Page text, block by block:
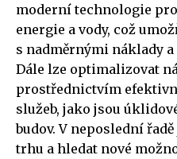
moderní technologie
energie a vody, což
s nadměrnými náklady
Dále lze optimalizovat
prostřednictvím
služeb, jako jsou
budov. V neposlední
trhu a hledat nové